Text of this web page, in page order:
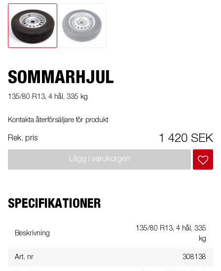
SOMMARHJUL
135/80 R13, 4 hål, 335 kg
Kontakta återförsäljare för produkt
Rek. pris 1 420 SEK
Lägg i varukorgen
SPECIFIKATIONER
Beskrivning
135/80 R13, 4 hål, 335
kg
Art. nr 308138